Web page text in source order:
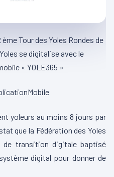
Tour des Yoles Rondes de
se digitalise avec le
« YOLE365 »
yoleurs au moins 8 jours par
que la Fédération des Yoles
transition digitale baptisé
digital pour donner de